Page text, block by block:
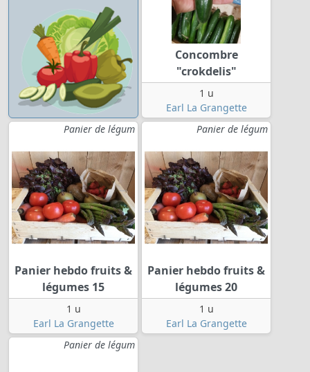
Concombre
"crokdelis"
1 u
Earl La Grangette
Panier de légum
Panier hebdo fruits &
légumes 15
1 u
Earl La Grangette
Panier de légum
Panier hebdo fruits &
légumes 20
1 u
Earl La Grangette
Panier de légum